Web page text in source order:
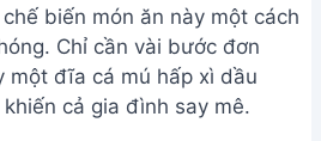
biến món ăn này một cách
Chỉ cần vài bước đơn
một đĩa cá mú hấp xì dầu
cả gia đình say mê.